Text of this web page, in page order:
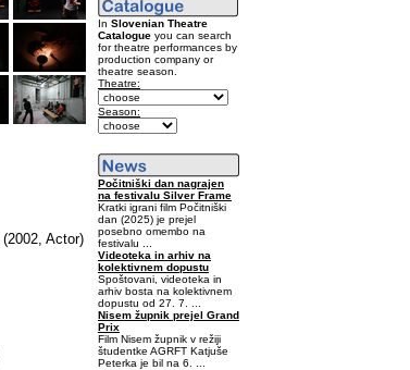
(2002, Actor)
In Slovenian Theatre
Catalogue you can search
for theatre performances by
production company or
theatre season.
Theatre:
Season:
Počitniški dan nagrajen
na festivalu Silver Frame
Kratki igrani film Počitniški
dan (2025) je prejel
posebno omembo na
festivalu ...
Videoteka in arhiv na
kolektivnem dopustu
Spoštovani, videoteka in
arhiv bosta na kolektivnem
dopustu od 27. 7. ...
Nisem župnik prejel Grand
Prix
Film Nisem župnik v režiji
študentke AGRFT Katjuše
Peterka je bil na 6. ...